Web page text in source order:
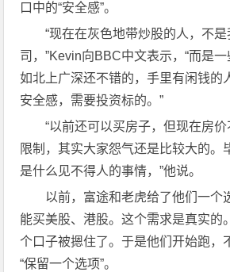
口中的“安全感”。
“现在在灰色地带炒股的人，不
司，”Kevin向BBC中文表示，“而是
如北上广深还不错的，手里有闲钱的
安全感，需要投资标的。”
“以前还可以买房子，但现在房
限制，其实大家怨气还是比较大的。
是什么见不得人的事情，”他说。
以前，富途和老虎给了他们一个
能买美股、港股。这个需求是真实的
个口子被摁住了。于是他们开始跑，
“保留一个选项”。